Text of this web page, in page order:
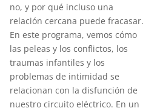
no, y por qué incluso una
relación cercana puede fracasar.
En este programa, vemos cómo
las peleas y los conflictos, los
traumas infantiles y los
problemas de intimidad se
relacionan con la disfunción de
nuestro circuito eléctrico. En un